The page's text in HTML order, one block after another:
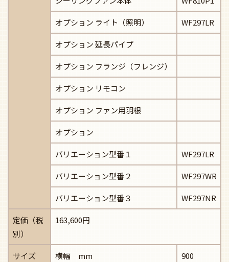
オプション ライト（照明） WF297LR
オプション 延長パイプ
オプション フランジ（フレンジ）
オプション リモコン
オプション ファン用羽根
オプション
バリエーション型番１ WF297LR
バリエーション型番２ WF297WR
バリエーション型番３ WF297NR
定価（税
別）
163,600円
サイズ 横幅 mm 900